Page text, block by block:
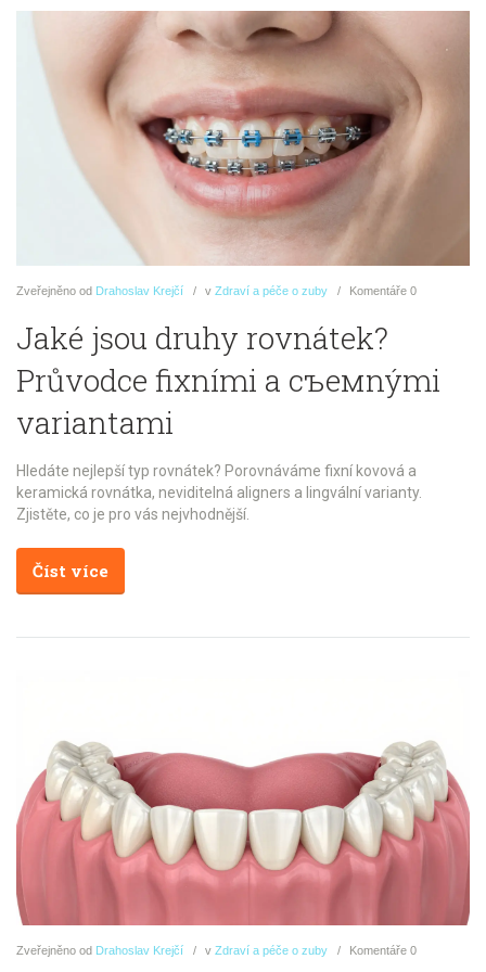
Zveřejněno od Drahoslav Krejčí v Zdraví a péče o zuby Komentáře 0
Jaké jsou druhy rovnátek?
Průvodce fixními a съемnými
variantami
Hledáte nejlepší typ rovnátek? Porovnáváme fixní kovová a
keramická rovnátka, neviditelná aligners a lingvální varianty.
Zjistěte, co je pro vás nejvhodnější.
Číst více
Zveřejněno od Drahoslav Krejčí v Zdraví a péče o zuby Komentáře 0